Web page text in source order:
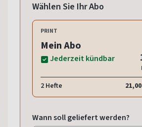
Wählen Sie Ihr Abo
PRINT
Mein Abo
Jederzeit kündbar
2 Hefte
Wann soll geliefert werden?